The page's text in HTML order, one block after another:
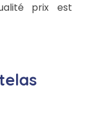
prix est